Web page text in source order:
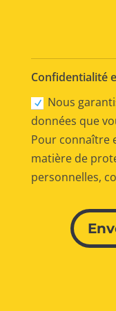
Confidentialité
Nous
données que
Pour connaître
matière de
personnelles,